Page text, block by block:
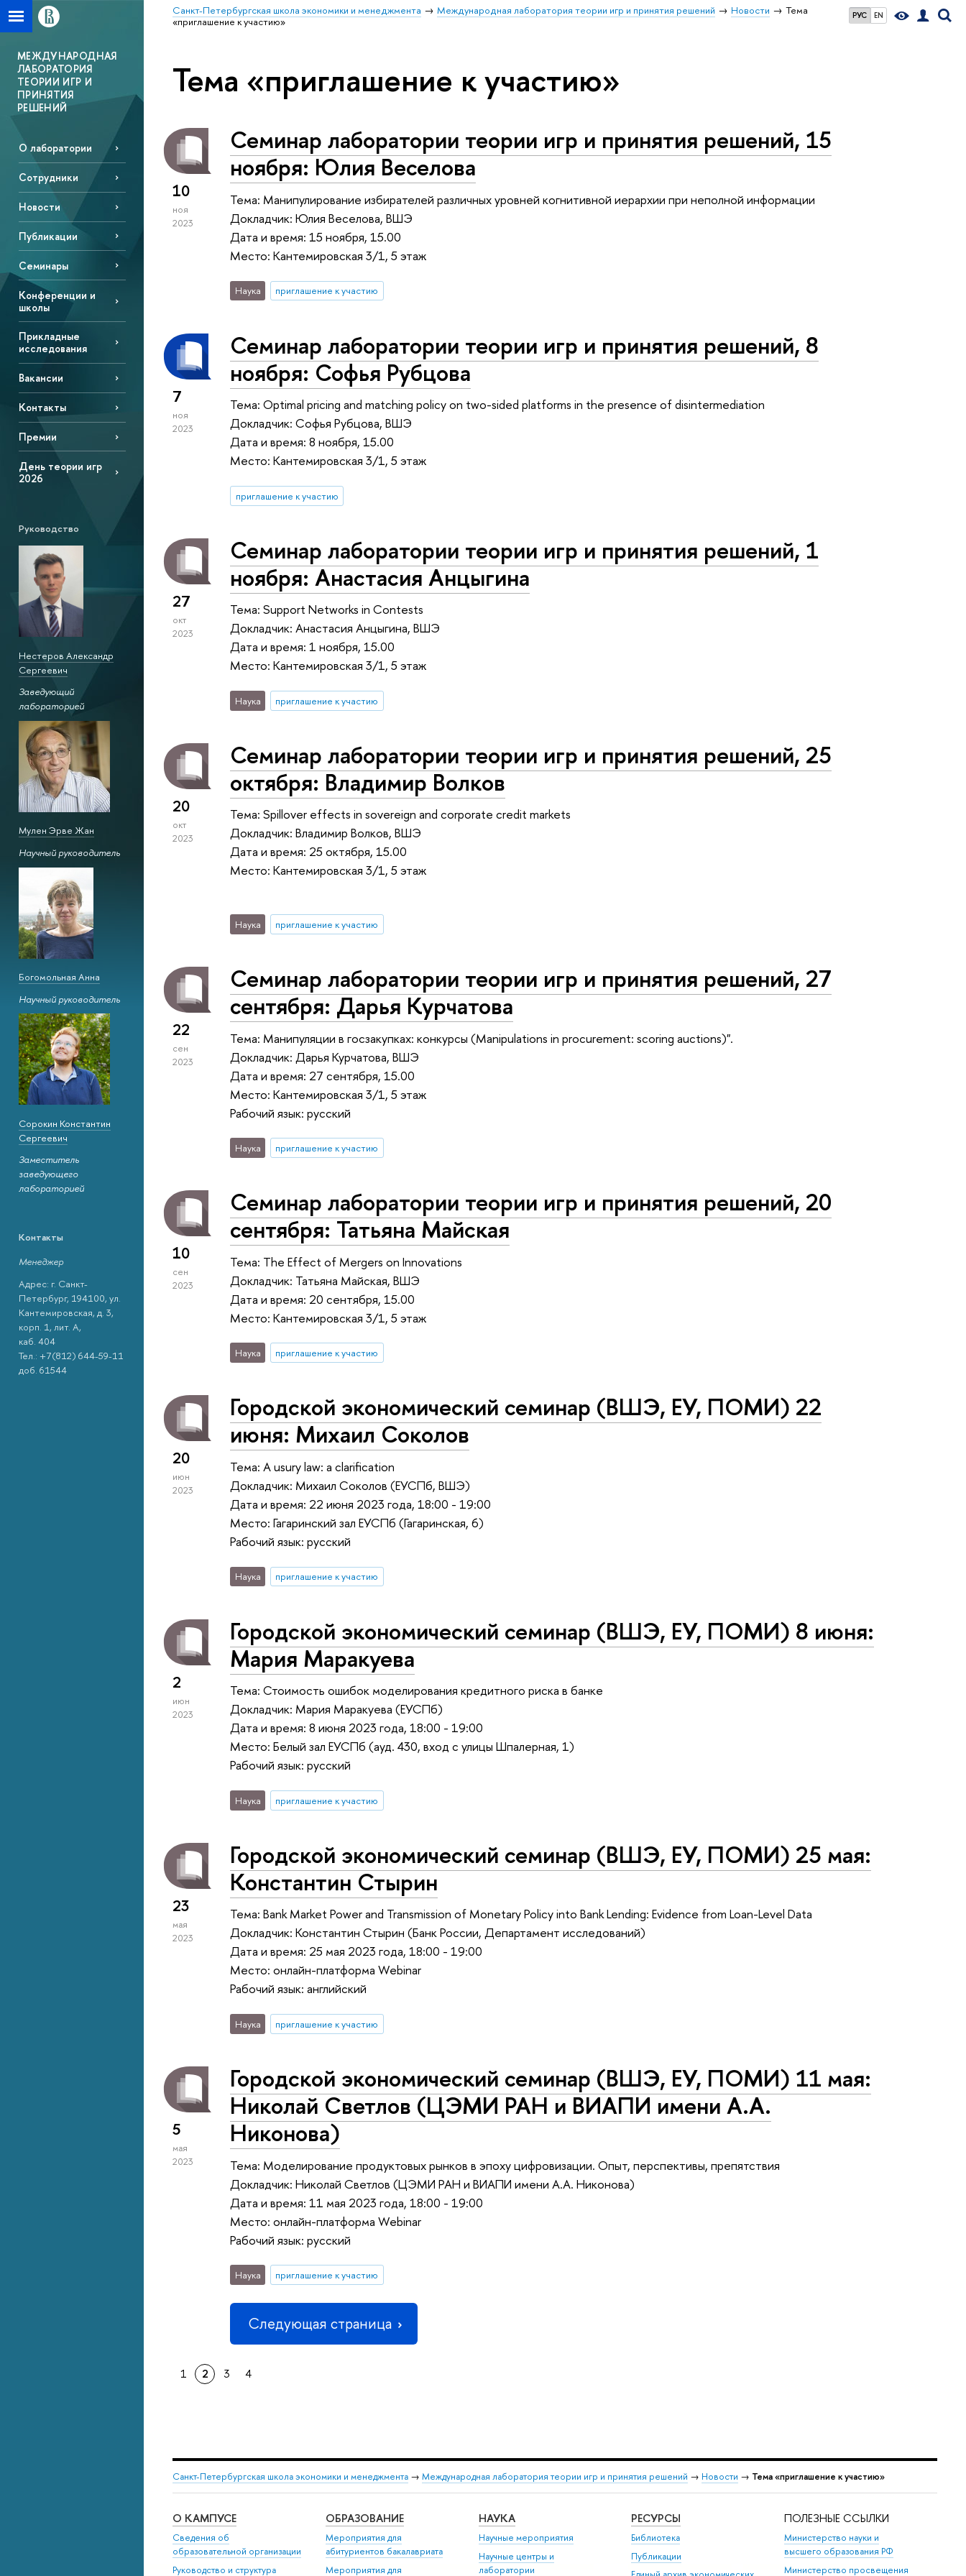
РУС EN
Санкт-Петербургская школа экономики и менеджмента Международная лаборатория теории игр и принятия решений Новости
Тема
«приглашение к участию»
МЕЖДУНАРОДНАЯ
ЛАБОРАТОРИЯ
ТЕОРИИ ИГР И
ПРИНЯТИЯ
РЕШЕНИЙ
О лаборатории
Сотрудники
Новости
Публикации
Семинары
Конференции и
школы
Прикладные
исследования
Вакансии
Контакты
Премии
День теории игр
2026
Руководство
Нестеров Александр
Сергеевич
Заведующий
лабораторией
Мулен Эрве Жан
Научный руководитель
Богомольная Анна
Научный руководитель
Сорокин Константин
Сергеевич
Заместитель
заведующего
лабораторией
Контакты
Менеджер
Адрес: г. Санкт-
Петербург, 194100, ул.
Кантемировская, д. 3,
корп. 1, лит. А,
каб. 404
Тел.: +7(812) 644-59-11
доб. 61544
Тема «приглашение к участию»
10
ноя
2023
Семинар лаборатории теории игр и принятия решений, 15
ноября: Юлия Веселова
Тема: Манипулирование избирателей различных уровней когнитивной иерархии при неполной информации
Докладчик: Юлия Веселова, ВШЭ
Дата и время: 15 ноября, 15.00
Место: Кантемировская 3/1, 5 этаж
Наука приглашение к участию
7
ноя
2023
Семинар лаборатории теории игр и принятия решений, 8
ноября: Софья Рубцова
Тема: Optimal pricing and matching policy on two-sided platforms in the presence of disintermediation
Докладчик: Софья Рубцова, ВШЭ
Дата и время: 8 ноября, 15.00
Место: Кантемировская 3/1, 5 этаж
приглашение к участию
27
окт
2023
Семинар лаборатории теории игр и принятия решений, 1
ноября: Анастасия Анцыгина
Тема: Support Networks in Contests
Докладчик: Анастасия Анцыгина, ВШЭ
Дата и время: 1 ноября, 15.00
Место: Кантемировская 3/1, 5 этаж
Наука приглашение к участию
20
окт
2023
Семинар лаборатории теории игр и принятия решений, 25
октября: Владимир Волков
Тема: Spillover effects in sovereign and corporate credit markets
Докладчик: Владимир Волков, ВШЭ
Дата и время: 25 октября, 15.00
Место: Кантемировская 3/1, 5 этаж
Наука приглашение к участию
22
сен
2023
Семинар лаборатории теории игр и принятия решений, 27
сентября: Дарья Курчатова
Тема: Манипуляции в госзакупках: конкурсы (Manipulations in procurement: scoring auctions)".
Докладчик: Дарья Курчатова, ВШЭ
Дата и время: 27 сентября, 15.00
Место: Кантемировская 3/1, 5 этаж
Рабочий язык: русский
Наука приглашение к участию
10
сен
2023
Семинар лаборатории теории игр и принятия решений, 20
сентября: Татьяна Майская
Тема: The Effect of Mergers on Innovations
Докладчик: Татьяна Майская, ВШЭ
Дата и время: 20 сентября, 15.00
Место: Кантемировская 3/1, 5 этаж
Наука приглашение к участию
20
июн
2023
Городской экономический семинар (ВШЭ, ЕУ, ПОМИ) 22
июня: Михаил Соколов
Тема: A usury law: a clarification
Докладчик: Михаил Соколов (ЕУСПб, ВШЭ)
Дата и время: 22 июня 2023 года, 18:00 - 19:00
Место: Гагаринский зал ЕУСПб (Гагаринская, 6)
Рабочий язык: русский
Наука приглашение к участию
2
июн
2023
Городской экономический семинар (ВШЭ, ЕУ, ПОМИ) 8 июня:
Мария Маракуева
Тема: Стоимость ошибок моделирования кредитного риска в банке
Докладчик: Мария Маракуева (ЕУСПб)
Дата и время: 8 июня 2023 года, 18:00 - 19:00
Место: Белый зал ЕУСПб (ауд. 430, вход с улицы Шпалерная, 1)
Рабочий язык: русский
Наука приглашение к участию
23
мая
2023
Городской экономический семинар (ВШЭ, ЕУ, ПОМИ) 25 мая:
Константин Стырин
Тема: Bank Market Power and Transmission of Monetary Policy into Bank Lending: Evidence from Loan-Level Data
Докладчик: Константин Стырин (Банк России, Департамент исследований)
Дата и время: 25 мая 2023 года, 18:00 - 19:00
Место: онлайн-платформа Webinar
Рабочий язык: английский
Наука приглашение к участию
5
мая
2023
Городской экономический семинар (ВШЭ, ЕУ, ПОМИ) 11 мая:
Николай Светлов (ЦЭМИ РАН и ВИАПИ имени А.А.
Никонова)
Тема: Моделирование продуктовых рынков в эпоху цифровизации. Опыт, перспективы, препятствия
Докладчик: Николай Светлов (ЦЭМИ РАН и ВИАПИ имени А.А. Никонова)
Дата и время: 11 мая 2023 года, 18:00 - 19:00
Место: онлайн-платформа Webinar
Рабочий язык: русский
Наука приглашение к участию
Следующая страница
1 2 3 4
Санкт-Петербургская школа экономики и менеджмента → Международная лаборатория теории игр и принятия решений → Новости → Тема «приглашение к участию»
О КАМПУСЕ
Сведения об
образовательной организации
Руководство и структура
ОБРАЗОВАНИЕ
Мероприятия для
абитуриентов бакалавриата
Мероприятия для
НАУКА
Научные мероприятия
Научные центры и
лаборатории
РЕСУРСЫ
Библиотека
Публикации
ПОЛЕЗНЫЕ ССЫЛКИ
Министерство науки и
высшего образования РФ
Министерство просвещения